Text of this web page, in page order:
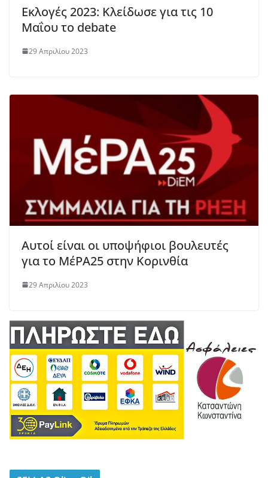
Εκλογές 2023: Κλείδωσε για τις 10
Μαΐου το debate
29 Απριλίου 2023
Αυτοί είναι οι υποψήφιοι βουλευτές
για το ΜέΡΑ25 στην Κορινθία
29 Απριλίου 2023